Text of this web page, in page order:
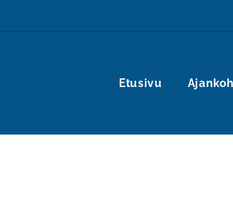
Etusivu